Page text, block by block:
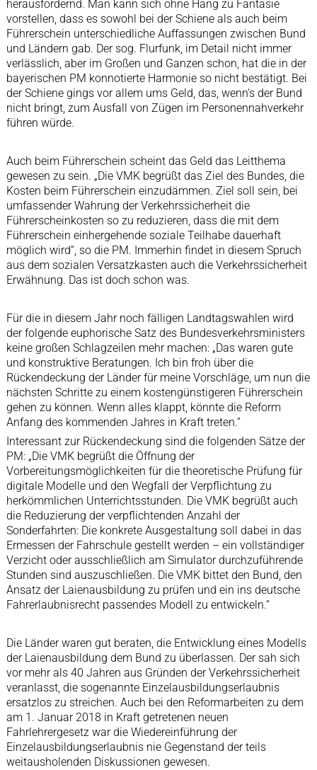
herausfordernd. Man kann sich ohne Hang zu Fantasie
vorstellen, dass es sowohl bei der Schiene als auch beim
Führerschein unterschiedliche Auffassungen zwischen Bund
und Ländern gab. Der sog. Flurfunk, im Detail nicht immer
verlässlich, aber im Großen und Ganzen schon, hat die in der
bayerischen PM konnotierte Harmonie so nicht bestätigt. Bei
der Schiene gings vor allem ums Geld, das, wenn‘s der Bund
nicht bringt, zum Ausfall von Zügen im Personennahverkehr
führen würde.
Auch beim Führerschein scheint das Geld das Leitthema
gewesen zu sein. „Die VMK begrüßt das Ziel des Bundes, die
Kosten beim Führerschein einzudämmen. Ziel soll sein, bei
umfassender Wahrung der Verkehrssicherheit die
Führerscheinkosten so zu reduzieren, dass die mit dem
Führerschein einhergehende soziale Teilhabe dauerhaft
möglich wird“, so die PM. Immerhin findet in diesem Spruch
aus dem sozialen Versatzkasten auch die Verkehrssicherheit
Erwähnung. Das ist doch schon was.
Für die in diesem Jahr noch fälligen Landtagswahlen wird
der folgende euphorische Satz des Bundesverkehrsministers
keine großen Schlagzeilen mehr machen: „Das waren gute
und konstruktive Beratungen. Ich bin froh über die
Rückendeckung der Länder für meine Vorschläge, um nun die
nächsten Schritte zu einem kostengünstigeren Führerschein
gehen zu können. Wenn alles klappt, könnte die Reform
Anfang des kommenden Jahres in Kraft treten.“
Interessant zur Rückendeckung sind die folgenden Sätze der
PM: „Die VMK begrüßt die Öffnung der
Vorbereitungsmöglichkeiten für die theoretische Prüfung für
digitale Modelle und den Wegfall der Verpflichtung zu
herkömmlichen Unterrichtsstunden. Die VMK begrüßt auch
die Reduzierung der verpflichtenden Anzahl der
Sonderfahrten: Die konkrete Ausgestaltung soll dabei in das
Ermessen der Fahrschule gestellt werden – ein vollständiger
Verzicht oder ausschließlich am Simulator durchzuführende
Stunden sind auszuschließen. Die VMK bittet den Bund, den
Ansatz der Laienausbildung zu prüfen und ein ins deutsche
Fahrerlaubnisrecht passendes Modell zu entwickeln.“
Die Länder waren gut beraten, die Entwicklung eines Modells
der Laienausbildung dem Bund zu überlassen. Der sah sich
vor mehr als 40 Jahren aus Gründen der Verkehrssicherheit
veranlasst, die sogenannte Einzelausbildungserlaubnis
ersatzlos zu streichen. Auch bei den Reformarbeiten zu dem
am 1. Januar 2018 in Kraft getretenen neuen
Fahrlehrergesetz war die Wiedereinführung der
Einzelausbildungserlaubnis nie Gegenstand der teils
weitausholenden Diskussionen gewesen.